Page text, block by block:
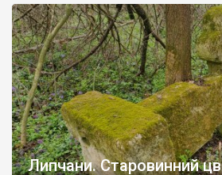
Липчани. Старовинний